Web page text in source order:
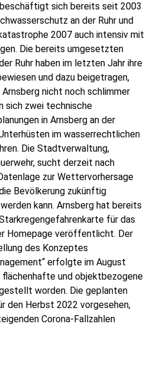
sich bereits seit 2003
an der Ruhr und
2007 auch intensiv mit
Die bereits umgesetzten
Ruhr haben im letzten Jahr ihre
und dazu beigetragen,
nicht noch schlimmer
sich zwei technische
in Arnsberg an der
im wasserrechtlichen
Die Stadtverwaltung,
sucht derzeit nach
zur Wettervorhersage
Bevölkerung zukünftig
kann. Arnsberg hat bereits
für das
Homepage veröffentlicht. Der
des Konzeptes
erfolgte im August
und objektbezogene
worden. Die geplanten
den Herbst 2022 vorgesehen,
Corona-Fallzahlen